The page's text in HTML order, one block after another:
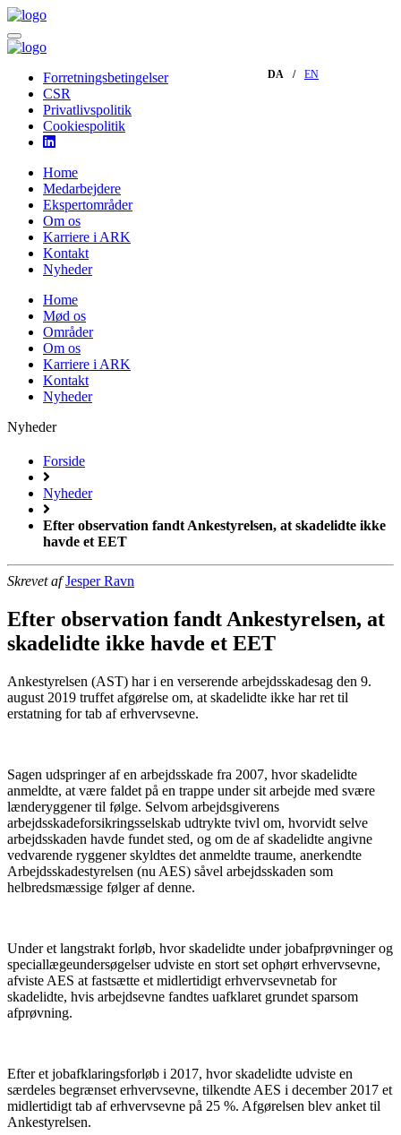
DA EN
Forretningsbetingelser
CSR
Privatlivspolitik
Cookiespolitik
Home
Medarbejdere
Ekspertområder
Om os
Karriere i ARK
Kontakt
Nyheder
Home
Mød os
Områder
Om os
Karriere i ARK
Kontakt
Nyheder
Nyheder
Forside
Nyheder
Efter observation fandt Ankestyrelsen, at skadelidte ikke
havde et EET
Skrevet afJesper Ravn
Efter observation fandt Ankestyrelsen, at
skadelidte ikke havde et EET
Ankestyrelsen (AST) har i en verserende arbejdsskadesag den 9.
august 2019 truffet afgørelse om, at skadelidte ikke har ret til
erstatning for tab af erhvervsevne.
Sagen udspringer af en arbejdsskade fra 2007, hvor skadelidte
anmeldte, at være faldet på en trappe under sit arbejde med svære
lænderyggener til følge. Selvom arbejdsgiverens
arbejdsskadeforsikringsselskab udtrykte tvivl om, hvorvidt selve
arbejdsskaden havde fundet sted, og om de af skadelidte angivne
vedvarende ryggener skyldtes det anmeldte traume, anerkendte
Arbejdsskadestyrelsen (nu AES) såvel arbejdsskaden som
helbredsmæssige følger af denne.
Under et langstrakt forløb, hvor skadelidte under jobafprøvninger og
speciallægeundersøgelser udviste en stort set ophørt erhvervsevne,
afviste AES at fastsætte et midlertidigt erhvervsevnetab for
skadelidte, hvis arbejdsevne fandtes uafklaret grundet sparsom
afprøvning.
Efter et jobafklaringsforløb i 2017, hvor skadelidte udviste en
særdeles begrænset erhvervsevne, tilkendte AES i december 2017 et
midlertidigt tab af erhvervsevne på 25 %. Afgørelsen blev anket til
Ankestyrelsen.